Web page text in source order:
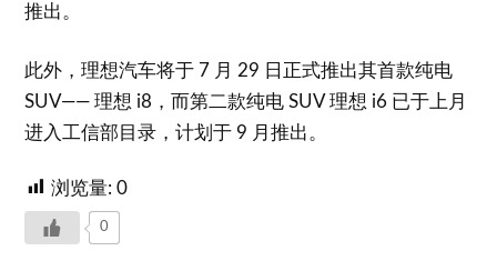
推出。
此外，理想汽车将于 7 月 29 日正式推出其首款纯电
SUV—— 理想 i8，而第二款纯电 SUV 理想 i6 已于上月
进入工信部目录，计划于 9 月推出。
浏览量: 0
0